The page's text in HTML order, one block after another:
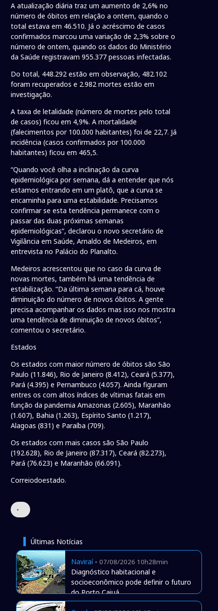
A atualização diária traz um aumento de 2,6% no
número de óbitos em relação a ontem, quando o
total estava em 46.510. Já o acréscimo de casos
confirmados marcou uma variação de 2,3% sobre o
número de ontem, quando os dados do Ministério
da Saúde registravam 955.377 pessoas infectadas.
Do total, 448.292 estão em observação, 482.102
foram recuperados e 2.982 mortes estão em
investigação.
A taxa de letalidade (número de mortes pelo total
de casos) ficou em 4,9%. A mortalidade
(falecimentos por 100.000 habitantes) foi de 22,7. Já
incidência (casos confirmados por 100.000
habitantes) ficou em 465,5.
“Quando você olha a inclinação da curva
epidemiológica por semana, dá a entender que nós
estamos entrando em um platô, que a curva se
encaminha para uma estabilidade. Precisamos
confirmar se esta tendência permanece com o
passar das duas próximas semanas
epidemiológicas”, declarou o novo secretário de
Vigilância em Saúde, Arnaldo de Medeiros, em
entrevista no Palácio do Planalto.
Medeiros acrescentou que no caso da curva de
novas mortes, também há uma tendência de
estabilização. “Da última semana para cá, houve
diminuição do número de novos óbitos. A gente
precisa acompanhar os dados mas isso nos mostra
uma tendência de diminuição de novos óbitos”,
comentou o secretário.
Estados
Os estados com maior número de óbitos são São
Paulo (11.846), Rio de Janeiro (8.412), Ceará (5.377),
Pará (4.395) e Pernambuco (4.057). Ainda figuram
entres os com altos índices de vítimas fatais em
função da pandemia Amazonas (2.605), Maranhão
(1.607), Bahia (1.263), Espírito Santo (1.217),
Alagoas (831) e Paraíba (709).
Os estados com mais casos são São Paulo
(192.628), Rio de Janeiro (87.317), Ceará (82.273),
Pará (76.623) e Maranhão (66.091).
Correiodoestado.
•
Últimas Notícias
Naviraí- 07/08/2026 10h28min
Diagnóstico habitacional e
socioeconômico pode definir o futuro
do Porto Caiuá